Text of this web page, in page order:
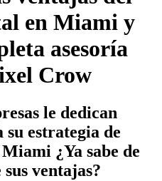
en Miami y
asesoría
Crow
le dedican
su estrategia de
¿Ya sabe de
ventajas?